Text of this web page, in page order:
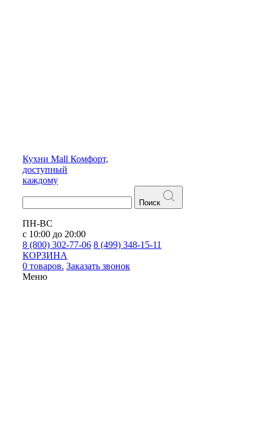
Кухни Mall Комфорт,
доступный
каждому
Поиск
ПН-ВС
с 10:00 до 20:00
8 (800) 302-77-06 8 (499) 348-15-11
КОРЗИНА
0 товаров. Заказать звонок
Меню